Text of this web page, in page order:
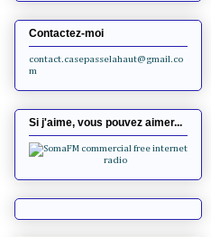
Contactez-moi
contact.casepasselahaut@gmail.co
m
Si j'aime, vous pouvez aimer...